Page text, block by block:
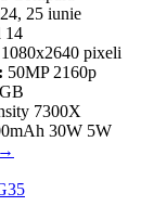
25 iunie
14
pixeli
50MP 2160p
7300X
30W 5W